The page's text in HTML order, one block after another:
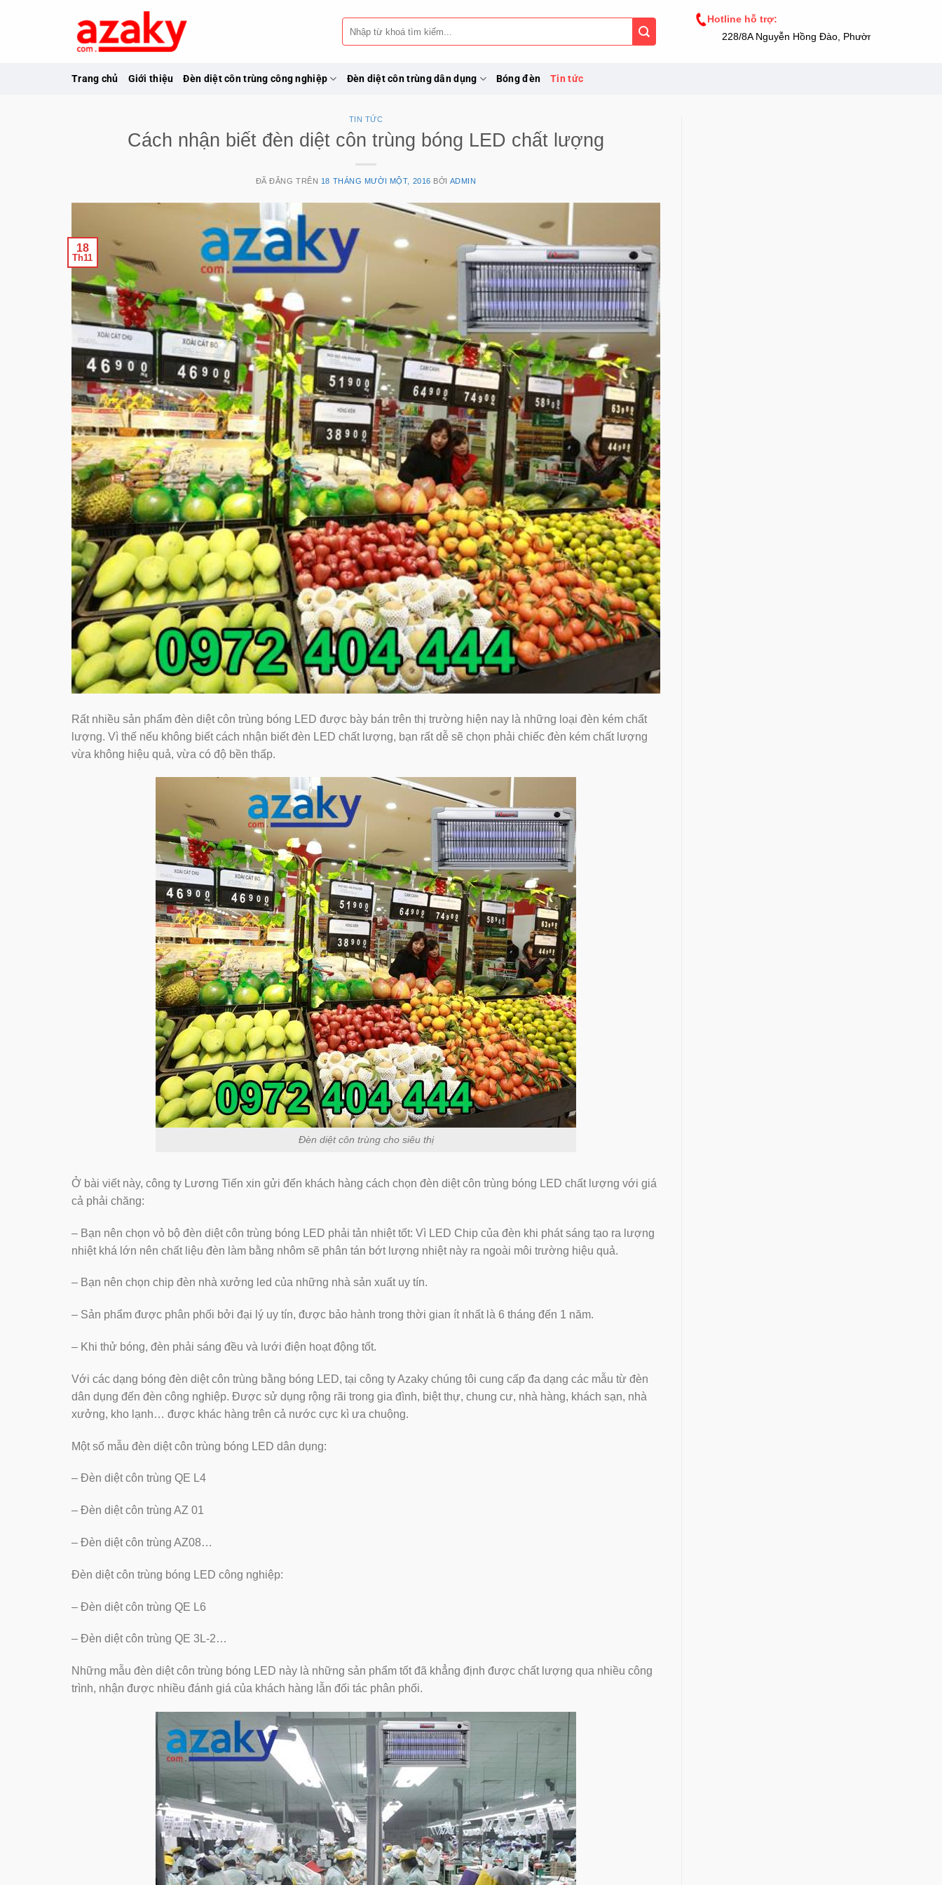
Tìm
kiếm:
Hotline hỗ trợ:
228/8A Nguyễn Hồng Đào, Phường 14, Tân Bình,
Trang chủ Giới thiệu Đèn diệt côn trùng công nghiệp Đèn diệt côn trùng dân dụng Bóng đèn Tin tức
TIN TỨC
Cách nhận biết đèn diệt côn trùng bóng LED chất lượng
ĐÃ ĐĂNG TRÊN 18 THÁNG MƯỜI MỘT, 2016 BỞI ADMIN
18
Th11
Rất nhiều sản phẩm đèn diệt côn trùng bóng LED được bày bán trên thị trường hiện nay là những loại đèn kém chất
lượng. Vì thế nếu không biết cách nhận biết đèn LED chất lượng, bạn rất dễ sẽ chọn phải chiếc đèn kém chất lượng
vừa không hiệu quả, vừa có độ bền thấp.
Đèn diệt côn trùng cho siêu thị
Ở bài viết này, công ty Lương Tiến xin gửi đến khách hàng cách chọn đèn diệt côn trùng bóng LED chất lượng với giá
cả phải chăng:
– Bạn nên chọn vỏ bộ đèn diệt côn trùng bóng LED phải tản nhiệt tốt: Vì LED Chip của đèn khi phát sáng tạo ra lượng
nhiệt khá lớn nên chất liệu đèn làm bằng nhôm sẽ phân tán bớt lượng nhiệt này ra ngoài môi trường hiệu quả.
– Bạn nên chọn chip đèn nhà xưởng led của những nhà sản xuất uy tín.
– Sản phẩm được phân phối bởi đại lý uy tín, được bảo hành trong thời gian ít nhất là 6 tháng đến 1 năm.
– Khi thử bóng, đèn phải sáng đều và lưới điện hoạt động tốt.
Với các dạng bóng đèn diệt côn trùng bằng bóng LED, tại công ty Azaky chúng tôi cung cấp đa dạng các mẫu từ đèn
dân dụng đến đèn công nghiệp. Được sử dụng rộng rãi trong gia đình, biệt thự, chung cư, nhà hàng, khách sạn, nhà
xưởng, kho lạnh… được khác hàng trên cả nước cực kì ưa chuộng.
Một số mẫu đèn diệt côn trùng bóng LED dân dụng:
– Đèn diệt côn trùng QE L4
– Đèn diệt côn trùng AZ 01
– Đèn diệt côn trùng AZ08…
Đèn diệt côn trùng bóng LED công nghiệp:
– Đèn diệt côn trùng QE L6
– Đèn diệt côn trùng QE 3L-2…
Những mẫu đèn diệt côn trùng bóng LED này là những sản phẩm tốt đã khẳng định được chất lượng qua nhiều công
trình, nhận được nhiều đánh giá của khách hàng lẫn đối tác phân phối.